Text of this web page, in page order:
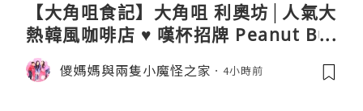
【大角咀食記】大角咀 利奧坊│人氣大
熱韓風咖啡店 ♥ 嘆杯招牌 Peanut But
ter Cream Latte ♥ Cozy Cream Cor
ner 儍媽媽與兩隻小魔怪之家 4小時前